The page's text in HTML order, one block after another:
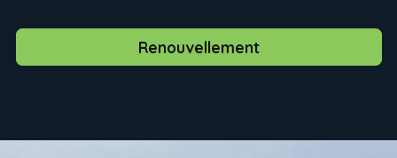
Renouvellement